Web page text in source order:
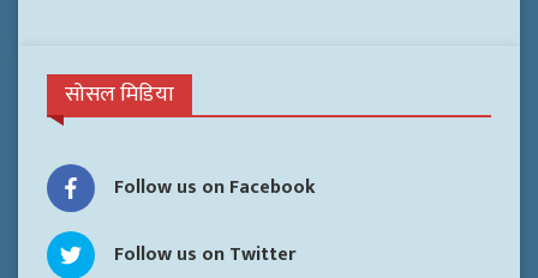
सोसल मिडिया
Follow us on Facebook
Follow us on Twitter